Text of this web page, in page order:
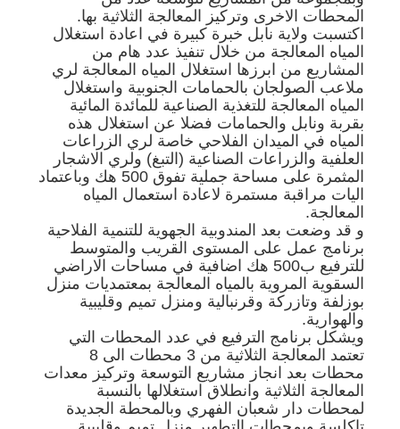
المحطات الاخرى وتركيز المعالجة الثلاثية بها.
اكتسبت ولاية نابل خبرة كبيرة في اعادة استغلال
المياه المعالجة من خلال تنفيذ عدد هام من
المشاريع من ابرزها استغلال المياه المعالجة لري
ملاعب الصولجان بالحمامات الجنوبية واستغلال
المياه المعالجة للتغذية الصناعية للمائدة المائية
بقربة ونابل والحمامات فضلا عن استغلال هذه
المياه في الميدان الفلاحي خاصة لري الزراعات
العلفية والزراعات الصناعية (التبغ) ولري الاشجار
المثمرة على مساحة جملية تفوق 500 هك وباعتماد
اليات مراقبة مستمرة لاعادة استعمال المياه
المعالجة.
و قد وضعت بعد المندوبية الجهوية للتنمية الفلاحية
برنامج عمل على المستوى القريب والمتوسط
للترفيع ب500 هك اضافية في مساحات الاراضي
السقوية المروية بالمياه المعالجة بمعتمديات منزل
بوزلفة وتازركة وقرنبالية ومنزل تميم وقليبية
والهوارية.
ويشكل برنامج الترفيع في عدد المحطات التي
تعتمد المعالجة الثلاثية من 3 محطات الى 8
محطات بعد انجاز مشاريع التوسعة وتركيز معدات
المعالجة الثلاثية وانطلاق استغلالها بالنسبة
لمحطات دار شعبان الفهري وبالمحطة الجديدة